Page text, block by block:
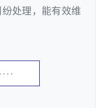
处理，能有效维
· ·